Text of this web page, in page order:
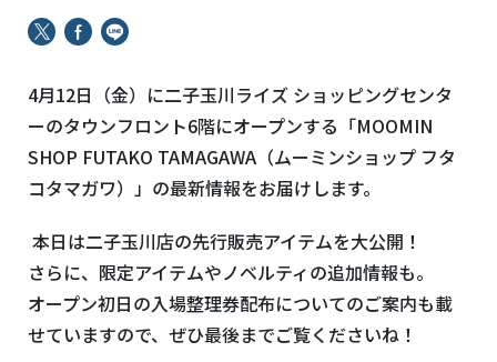
4月12日（金）に二子玉川ライズ ショッピングセンタ
ーのタウンフロント6階にオープンする「MOOMIN
SHOP FUTAKO TAMAGAWA （ムーミンショップ フタ
コタマガワ）」の最新情報をお届けします。
本日は二子玉川店の先行販売アイテムを大公開！
さらに、限定アイテムやノベルティの追加情報も。
オープン初日の入場整理券配布についてのご案内も載
せていますので、ぜひ最後までご覧くださいね！